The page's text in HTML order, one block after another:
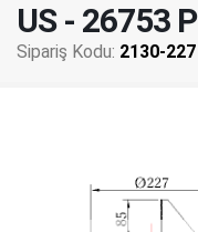
US - 26753 P
Sipariş Kodu: 2130-227